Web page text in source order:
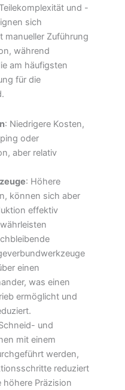
und -
sich
manueller Zuführung
während
am häufigsten
für die
: Niedrigere Kosten,
oder
aber relativ
: Höhere
können sich aber
effektiv
einen
was einen
ermöglicht und
und
mit einem
werden,
reduziert
Präzision